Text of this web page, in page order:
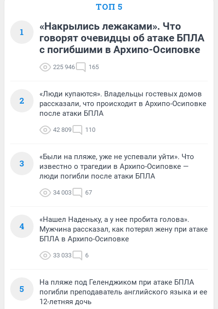
ТОП 5
1
«Накрылись лежаками». Что
говорят очевидцы об атаке БПЛА
с погибшими в Архипо-Осиповке
225 946 165
2
«Люди купаются». Владельцы гостевых домов
рассказали, что происходит в Архипо-Осиповке
после атаки БПЛА
42 809 110
3
«Были на пляже, уже не успевали уйти». Что
известно о трагедии в Архипо-Осиповке —
люди погибли после атаки БПЛА
34 003 67
4
«Нашел Наденьку, а у нее пробита голова».
Мужчина рассказал, как потерял жену при атаке
БПЛА в Архипо-Осиповке
33 033 6
5
На пляже под Геленджиком при атаке БПЛА
погибли преподаватель английского языка и ее
12-летняя дочь